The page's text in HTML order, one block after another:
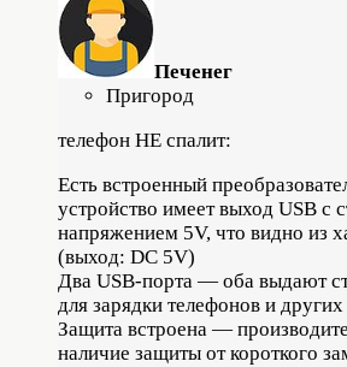
Печенег
Пригород
телефон НЕ спалит:
Есть встроенный
устройство имеет выход USB с
напряжением 5V, что видно из
(выход: DC 5V)
Два USB-порта — оба выдают
для зарядки телефонов и
Защита встроена —
наличие защиты от короткого